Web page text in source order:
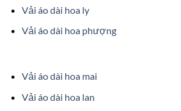
Vải áo dài hoa ly
Vải áo dài hoa phượng
Vải áo dài hoa mai
Vải áo dài hoa lan